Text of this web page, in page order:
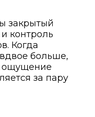
закрытый
контроль
Когда
больше,
ощущение
за пару